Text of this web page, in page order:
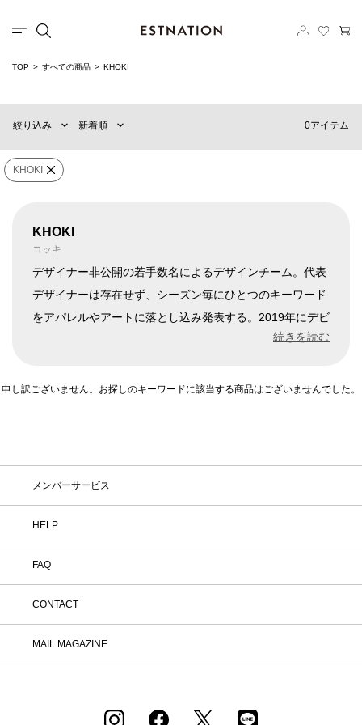
TOP すべての商品 KHOKI
KHOKI
KHOKI
コッキ
デザイナー非公開の若手数名によるデザインチーム。代表
デザイナーは存在せず、シーズン毎にひとつのキーワード
をアパレルやアートに落とし込み発表する。2019年にデビ
ューし、2022年ファッションアワード「TOKYO
イズ「LVMHプライズ2024」のセミファイナリストに選
絞り込み 新着順 0アイテム
販売タイプ
価格 ¥0 〜¥500,000
在庫 在庫ありのみ表示 すべて表示
新着順
おすすめ順
価格の高い順
60件
90件
申し訳ございません。お探しのキーワードに該当する商品はございませんでした。
メンバーサービス
HELP
FAQ
CONTACT
MAIL MAGAZINE